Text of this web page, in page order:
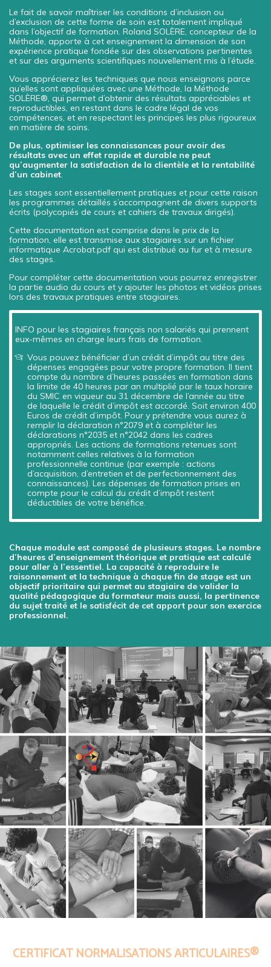
Le fait de savoir maîtriser les conditions d’inclusion ou
d’exclusion de cette forme de soin est totalement impliqué
dans l’objectif de formation. Roland SOLÈRE, concepteur de la
Méthode, apporte à cet enseignement la dimension de son
expérience pratique fondée sur des observations pertinentes
et sur des arguments scientifiques nouvellement mis à l’étude.
Vous apprécierez les techniques que nous enseignons parce
qu’elles sont appliquées avec une Méthode, la Méthode
SOLÈRE®, qui permet d’obtenir des résultats appréciables et
reproductibles, en restant dans le cadre légal de vos
compétences, et en respectant les principes les plus rigoureux
en matière de soins.
De plus, optimiser les connaissances pour avoir des
résultats avec un effet rapide et durable ne peut
qu’augmenter la satisfaction de la clientèle et la rentabilité
d’un cabinet
Les stages sont essentiellement pratiques et pour cette raison
les programmes détaillés s’accompagnent de divers supports
écrits (polycopiés de cours et cahiers de travaux dirigés).
Cette documentation est comprise dans le prix de la
formation, elle est transmise aux stagiaires sur un fichier
informatique Acrobat.pdf qui est distribué au fur et à mesure
des stages.
Pour compléter cette documentation vous pourrez enregistrer
la partie audio du cours et y ajouter les photos et vidéos prises
lors des travaux pratiques entre stagiaires.
INFO pour les stagiaires français non salariés qui prennent
eux-mêmes en charge leurs frais de formation.
Vous pouvez bénéficier d’un crédit d’impôt au titre des
dépenses engagées pour votre propre formation. Il tient
compte du nombre d’heures passées en formation dans
la limite de 40 heures par an multiplié par le taux horaire
du SMIC en vigueur au 31 décembre de l’année au titre
de laquelle le crédit d’impôt est accordé. Soit environ 400
Euros de crédit d’impôt. Pour y prétendre vous aurez à
remplir la déclaration n°2079 et à compléter les
déclarations n°2035 et n°2042 dans les cadres
appropriés. Les actions de formations retenues sont
notamment celles relatives à la formation
professionnelle continue (par exemple : actions
d’acquisition, d’entretien et de perfectionnement des
connaissances). Les dépenses de formation prises en
compte pour le calcul du crédit d’impôt restent
déductibles de votre bénéfice.
Chaque module est composé de plusieurs stages. Le nombre
d’heures d’enseignement théorique et pratique est calculé
pour aller à l’essentiel. La capacité à reproduire le
raisonnement et la technique à chaque fin de stage est un
objectif prioritaire qui permet au stagiaire de valider la
qualité pédagogique du formateur mais aussi, la pertinence
du sujet traité et le satisfécit de cet apport pour son exercice
professionnel.
CERTIFICAT NORMALISATIONS ARTICULAIRES®